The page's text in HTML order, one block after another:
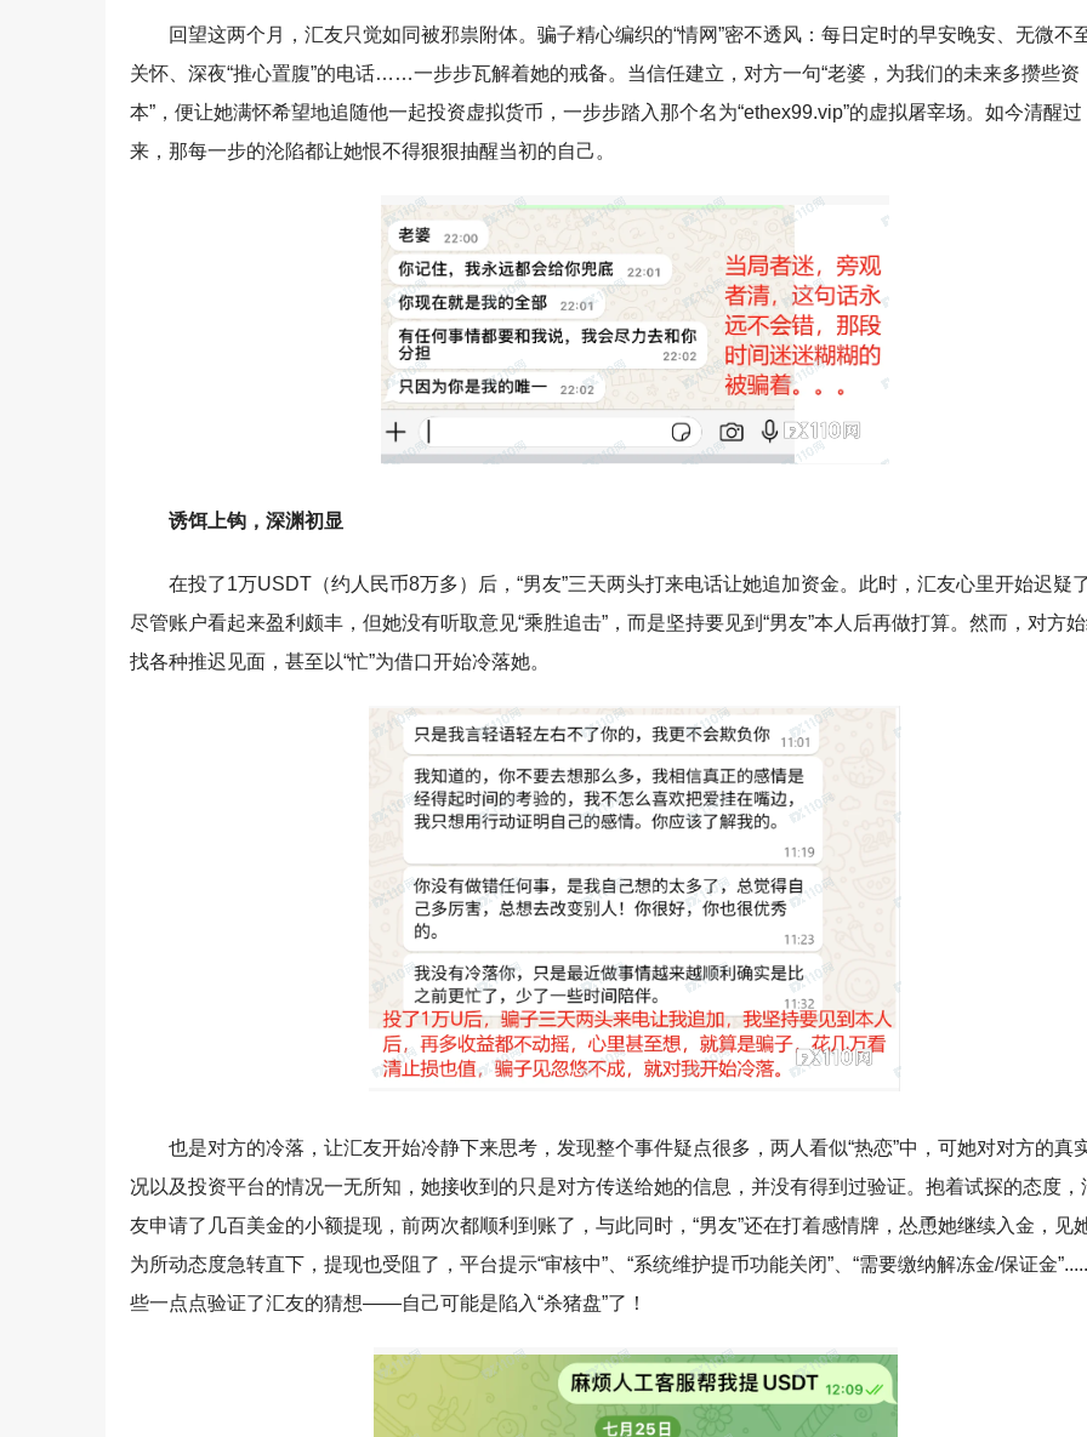
回望这两个月，汇友只觉如同被邪祟附体。骗子精心编织的“情网”密不透风：每日定时的早安晚安、无微不
关怀、深夜“推心置腹”的电话……一步步瓦解着她的戒备。当信任建立，对方一句“老婆，为我们的未来多攒些资
本”，便让她满怀希望地追随他一起投资虚拟货币，一步步踏入那个名为“ethex99.vip”的虚拟屠宰场。如今清醒过
来，那每一步的沦陷都让她恨不得狠狠抽醒当初的自己。
诱饵上钩，深渊初显
在投了1万USDT（约人民币8万多）后，“男友”三天两头打来电话让她追加资金。此时，汇友心里开始迟疑
尽管账户看起来盈利颇丰，但她没有听取意见“乘胜追击”，而是坚持要见到“男友”本人后再做打算。然而，对方
找各种推迟见面，甚至以“忙”为借口开始冷落她。
也是对方的冷落，让汇友开始冷静下来思考，发现整个事件疑点很多，两人看似“热恋”中，可她对对方的真
况以及投资平台的情况一无所知，她接收到的只是对方传送给她的信息，并没有得到过验证。抱着试探的态度，
友申请了几百美金的小额提现，前两次都顺利到账了，与此同时，“男友”还在打着感情牌，怂恿她继续入金，见
为所动态度急转直下，提现也受阻了，平台提示“审核中”、“系统维护提币功能关闭”、“需要缴纳解冻金/保证金
些一点点验证了汇友的猜想——自己可能是陷入“杀猪盘”了！